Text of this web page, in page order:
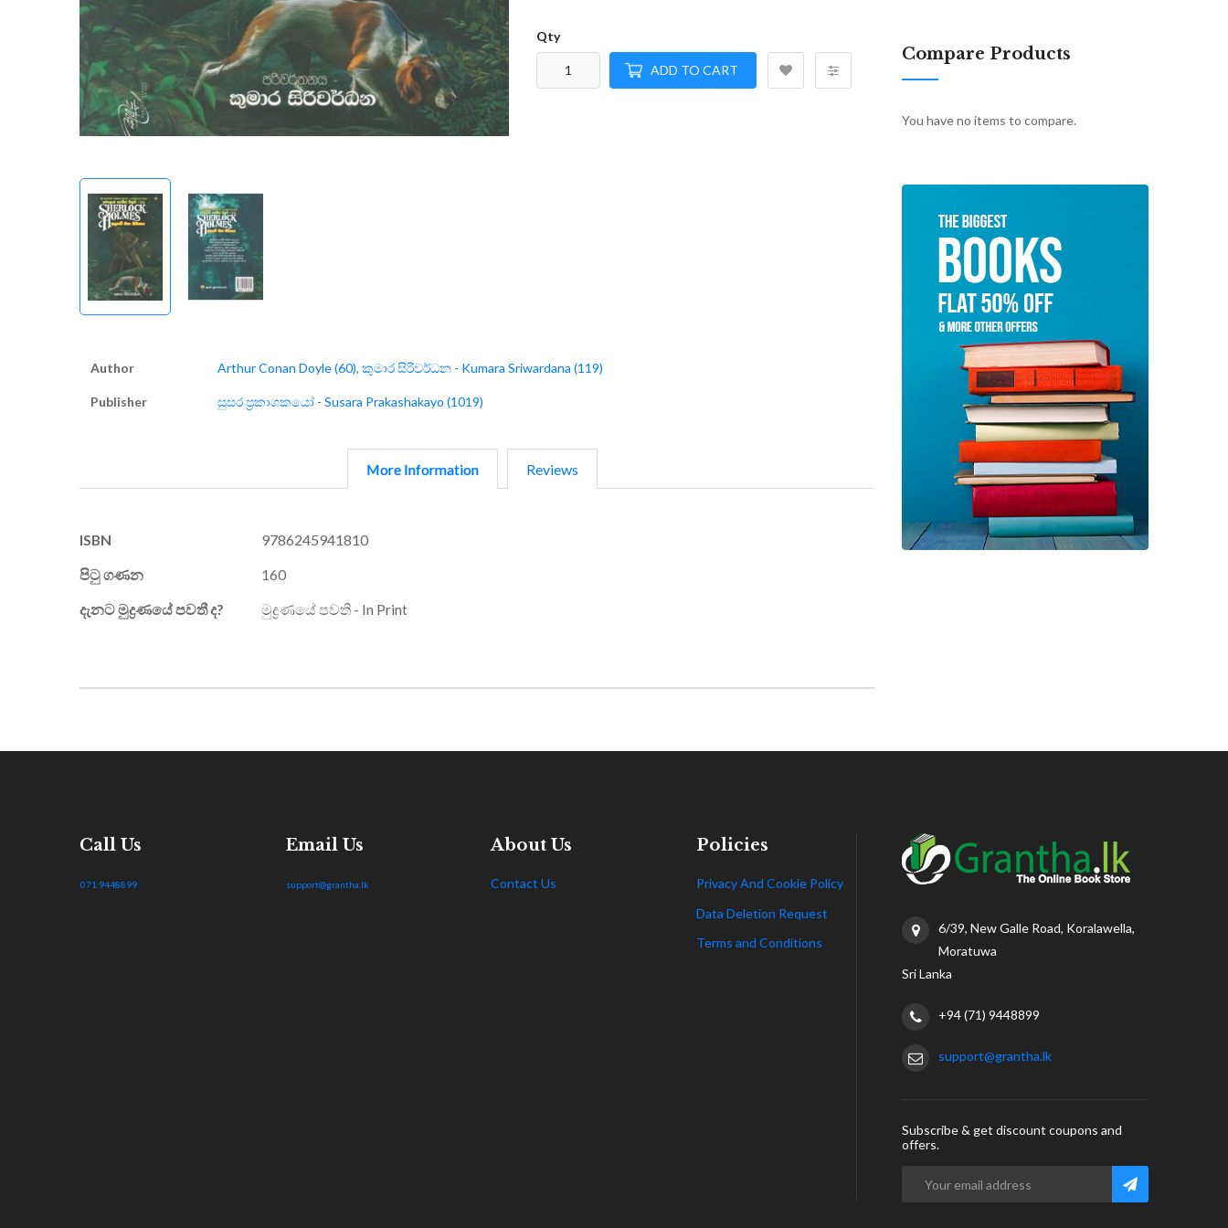
Qty
ADD TO CART
Author Arthur Conan Doyle (60), කුමාර සිරිවර්ධන - Kumara Sriwardana (119)
Publisher සුසර ප්‍රකාශකයෝ - Susara Prakashakayo (1019)
More Information Reviews
More
ISBN
9786245941810
පිටු ගණන
160
දැනට මුද්‍රණයේ පවතී ද?
මුද්‍රණයේ පවති - In Print
Compare Products
You have no items to compare.
Call Us
071 9448899
Email Us
support@grantha.lk
About Us
Contact Us
Policies
Privacy And Cookie Policy
Data Deletion Request
Terms and Conditions
6/39, New Galle Road, Koralawella,
Moratuwa
Sri Lanka
+94 (71) 9448899
support@grantha.lk
Subscribe & get discount coupons and
offers.